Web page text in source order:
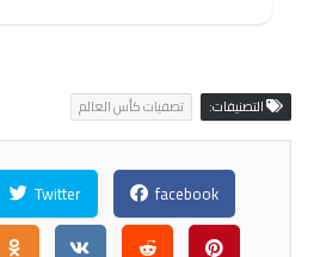
التصنيفات: تصفيات كأس العالم
facebook
Twitter